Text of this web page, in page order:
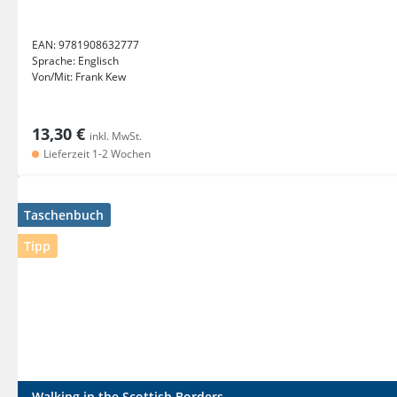
EAN:9781908632777
Sprache: Englisch
Von/Mit: Frank Kew
13,30 € inkl. MwSt.
Lieferzeit 1-2 Wochen
Taschenbuch
Tipp